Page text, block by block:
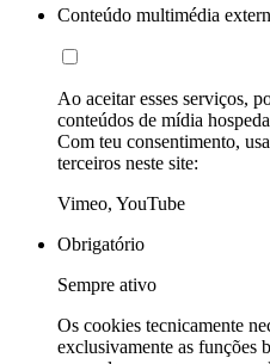
Conteúdo multimédia
Ao aceitar esses serviços,
conteúdos de mídia
Com teu consentimento,
terceiros neste site:
Vimeo, YouTube
Obrigatório
Sempre ativo
Os cookies tecnicamente
exclusivamente as funções